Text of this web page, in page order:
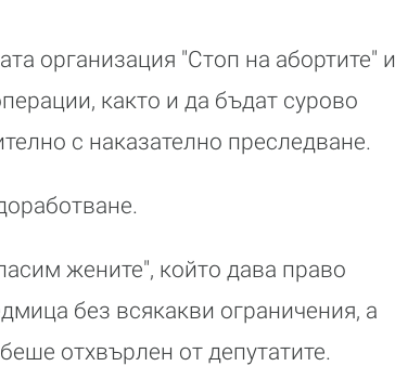
организация "Стоп на абортите" и
както и да бъдат сурово
с наказателно преследване.
жените", който дава право
без всякакви ограничения, а
отхвърлен от депутатите.